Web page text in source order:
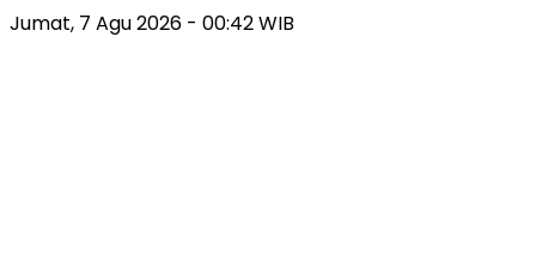
Jumat, 7 Agu 2026 - 00:42 WIB